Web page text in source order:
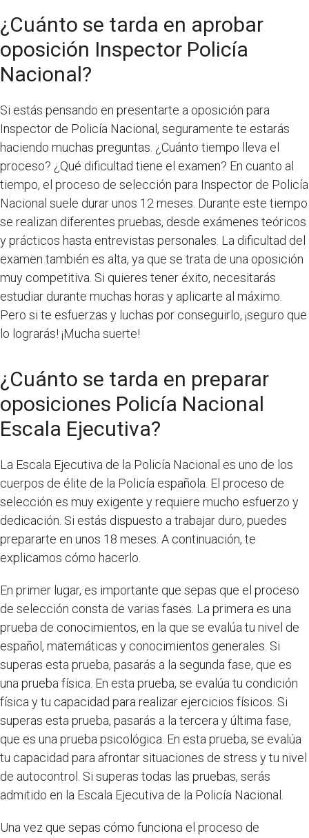
¿Cuánto se tarda en aprobar
oposición Inspector Policía
Nacional?
Si estás pensando en presentarte a oposición para
Inspector de Policía Nacional, seguramente te estarás
haciendo muchas preguntas. ¿Cuánto tiempo lleva el
proceso? ¿Qué dificultad tiene el examen? En cuanto al
tiempo, el proceso de selección para Inspector de Policía
Nacional suele durar unos 12 meses. Durante este tiempo
se realizan diferentes pruebas, desde exámenes teóricos
y prácticos hasta entrevistas personales. La dificultad del
examen también es alta, ya que se trata de una oposición
muy competitiva. Si quieres tener éxito, necesitarás
estudiar durante muchas horas y aplicarte al máximo.
Pero si te esfuerzas y luchas por conseguirlo, ¡seguro que
lo lograrás! ¡Mucha suerte!
¿Cuánto se tarda en preparar
oposiciones Policía Nacional
Escala Ejecutiva?
La Escala Ejecutiva de la Policía Nacional es uno de los
cuerpos de élite de la Policía española. El proceso de
selección es muy exigente y requiere mucho esfuerzo y
dedicación. Si estás dispuesto a trabajar duro, puedes
prepararte en unos 18 meses. A continuación, te
explicamos cómo hacerlo.
En primer lugar, es importante que sepas que el proceso
de selección consta de varias fases. La primera es una
prueba de conocimientos, en la que se evalúa tu nivel de
español, matemáticas y conocimientos generales. Si
superas esta prueba, pasarás a la segunda fase, que es
una prueba física. En esta prueba, se evalúa tu condición
física y tu capacidad para realizar ejercicios físicos. Si
superas esta prueba, pasarás a la tercera y última fase,
que es una prueba psicológica. En esta prueba, se evalúa
tu capacidad para afrontar situaciones de stress y tu nivel
de autocontrol. Si superas todas las pruebas, serás
admitido en la Escala Ejecutiva de la Policía Nacional.
Una vez que sepas cómo funciona el proceso de